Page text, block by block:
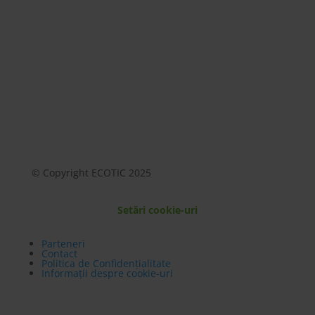
© Copyright ECOTIC 2025
Setări cookie-uri
Parteneri
Contact
Politica de Confidențialitate
Informații despre cookie-uri